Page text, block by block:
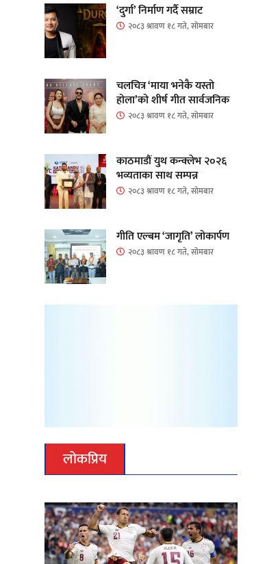
‘दुर्गा’ निर्माण गर्दै सम्राट
२०८३ श्रावण १८ गते, सोमबार
चलचित्र ‘माया भनेकै यस्तो
होला’को शीर्ष गीत सार्वजनिक
२०८३ श्रावण १८ गते, सोमबार
काठमाडौं युथ कन्क्लेभ २०२६
भव्यताका साथ सम्पन्न
२०८३ श्रावण १८ गते, सोमबार
गीति एल्बम ‘जागृति’ लोकार्पण
२०८३ श्रावण १८ गते, सोमबार
लोकप्रिय